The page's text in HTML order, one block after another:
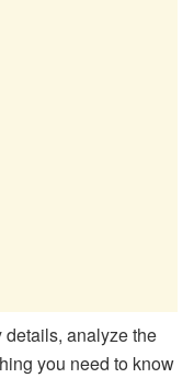
details, analyze the
you need to know